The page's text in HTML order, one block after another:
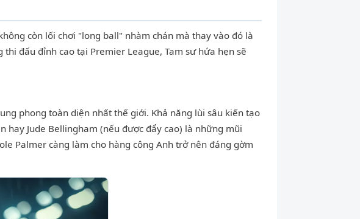
còn lối chơi "long ball" nhàm chán mà thay vào đó là
đấu đỉnh cao tại Premier League, Tam sư hứa hẹn sẽ
phong toàn diện nhất thế giới. Khả năng lùi sâu kiến tạo
hay Jude Bellingham (nếu được đẩy cao) là những mũi
Palmer càng làm cho hàng công Anh trở nên đáng gờm